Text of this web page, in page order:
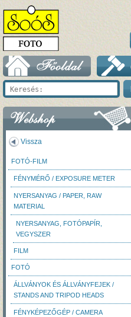
Vissza
FOTÓ-FILM
FÉNYMÉRŐ / EXPOSURE METER
NYERSANYAG / PAPER, RAW
MATERIAL
NYERSANYAG, FOTÓPAPÍR,
VEGYSZER
FILM
FOTÓ
ÁLLVÁNYOK ÉS ÁLLVÁNYFEJEK /
STANDS AND TRIPOD HEADS
FÉNYKÉPEZŐGÉP / CAMERA